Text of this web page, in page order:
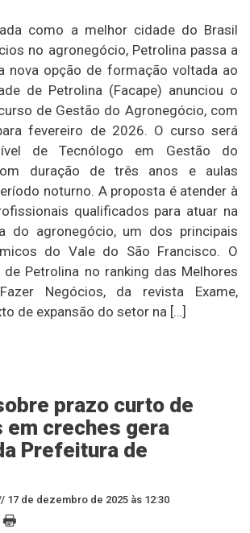
como a melhor cidade do Brasil
no agronegócio, Petrolina passa a
nova opção de formação voltada ao
de Petrolina (Facape) anunciou o
de Gestão do Agronegócio, com
fevereiro de 2026. O curso será
de Tecnólogo em Gestão do
duração de três anos e aulas
noturno. A proposta é atender à
qualificados para atuar na
do agronegócio, um dos principais
do Vale do São Francisco. O
de Petrolina no ranking das Melhores
Negócios, da revista Exame,
de expansão do setor na […]
prazo curto de
em creches gera
Prefeitura de
17 de dezembro de 2025 às 12:30